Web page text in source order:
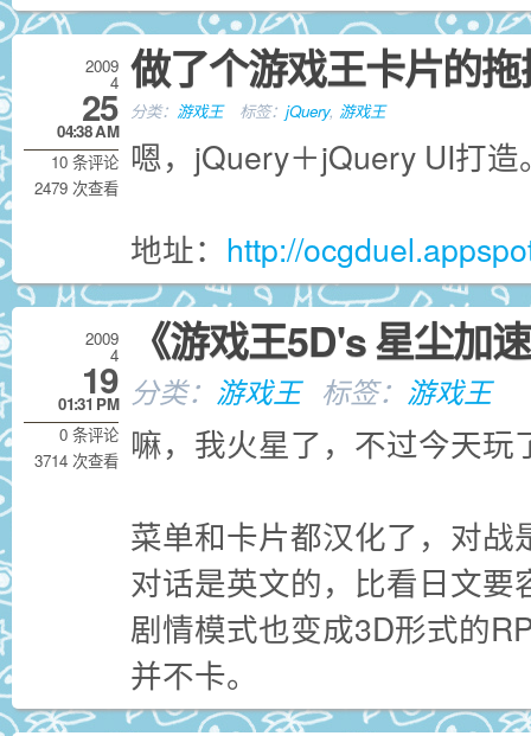
做了个游戏王卡片的
2009
4
25
04:38 AM
10 条评论
2479 次查看
分类： 游戏王 标签： jQuery, 游戏王
嗯，jQuery＋jQuery UI打
地址： http://
《游戏王5D's 星尘加
2009
4
19
01:31 PM
0 条评论
3714 次查看
分类： 游戏王 标签： 游戏王
嘛，我火星了，不过今天
菜单和卡片都汉化了，对战
对话是英文的，比看日文要
剧情模式也变成3D形式的
并不卡。